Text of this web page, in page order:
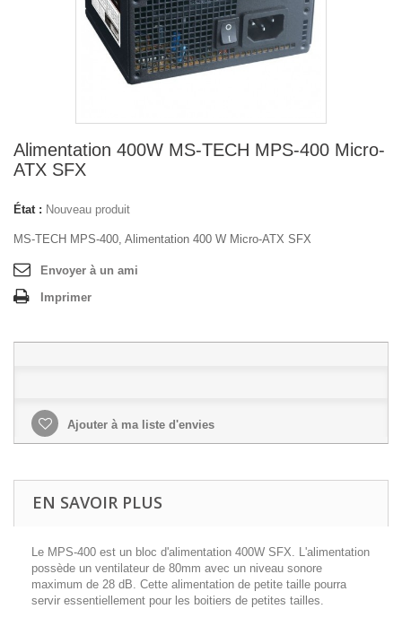
Alimentation 400W MS-TECH MPS-400 Micro-
ATX SFX
État : Nouveau produit
MS-TECH MPS-400, Alimentation 400 W Micro-ATX SFX
Envoyer à un ami
Imprimer
Ajouter à ma liste d'envies
EN SAVOIR PLUS
Le MPS-400 est un bloc d'alimentation 400W SFX. L'alimentation
possède un ventilateur de 80mm avec un niveau sonore
maximum de 28 dB. Cette alimentation de petite taille pourra
servir essentiellement pour les boitiers de petites tailles.